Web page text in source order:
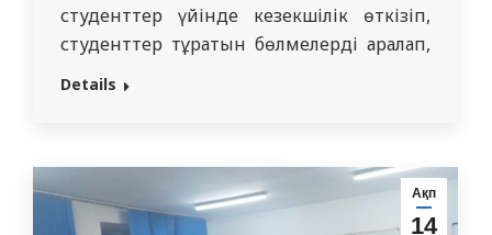
студенттер үйінде кезекшілік өткізіп,
студенттер тұратын бөлмелерді аралап,
жатақхананың тазалығын тексерді.
бөлмелерде еттерін қуырып, оған пияз,
сәбіз, қырықжапырақ қосып, кешкі астарын
Details
Ақп
14